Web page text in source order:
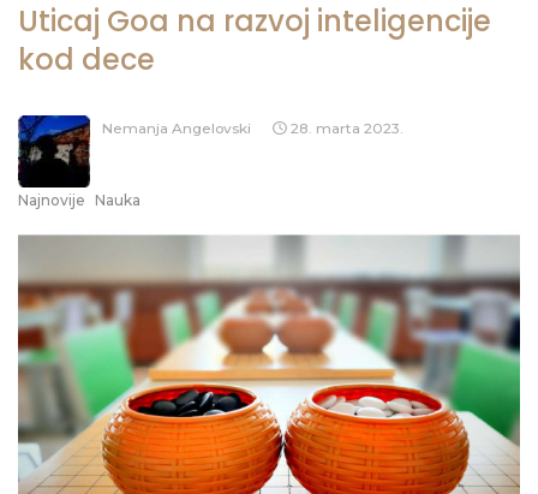
Uticaj Goa na razvoj inteligencije
kod dece
Nemanja Angelovski 28. marta 2023.
Najnovije Nauka